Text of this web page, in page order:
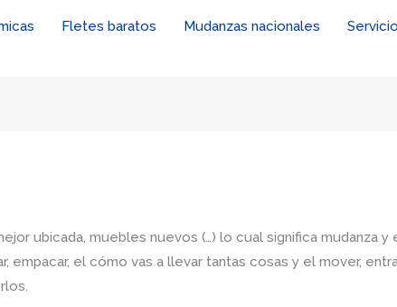
Fletes baratos Mudanzas nacionales
ubicada, muebles nuevos (…) lo cual significa mudanza y
el cómo vas a llevar tantas cosas y el mover,